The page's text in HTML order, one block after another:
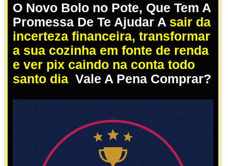
O Novo Bolo no Pote, Que Tem A
Promessa De Te Ajudar A sair da
incerteza financeira, transformar
a sua cozinha em fonte de renda
e ver pix caindo na conta todo
santo dia Vale A Pena Comprar?